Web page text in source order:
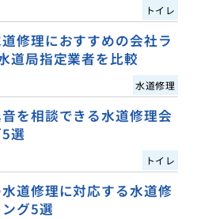
トイレ
修理におすすめの会社ラ
道局指定業者を比較
水道修理
を相談できる水道修理会
選
トイレ
道修理に対応する水道修
グ5選